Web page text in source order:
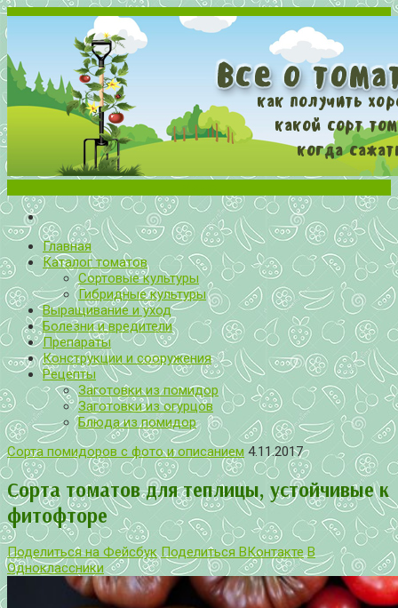
Все о томатах. Выращивание томатов. Сорта и рассада.
Выращивание и уход за томатами
Главная
Каталог томатов
Сортовые культуры
Гибридные культуры
Выращивание и уход
Болезни и вредители
Препараты
Конструкции и сооружения
Рецепты
Заготовки из помидор
Заготовки из огурцов
Блюда из помидор
Сорта помидоров с фото и описанием 4.11.2017
Сорта томатов для теплицы, устойчивые к
фитофторе
Поделиться на Фейсбук Поделиться ВКонтакте В
Одноклассники